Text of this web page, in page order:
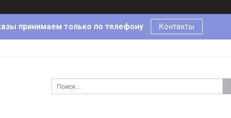
принимаем только по телефону Контакты